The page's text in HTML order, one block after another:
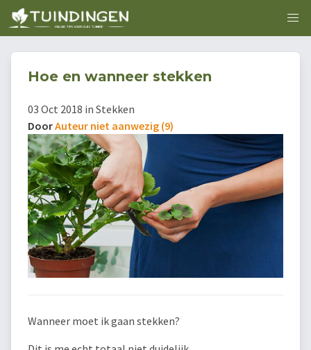
Hoe en wanneer stekken
03 Oct 2018 in Stekken
DoorAuteur niet aanwezig (9)
Wanneer moet ik gaan stekken?